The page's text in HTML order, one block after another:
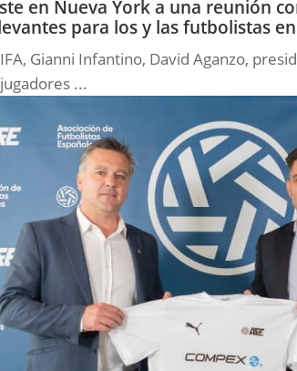
en Nueva York a una reunión
para los y las futbolistas
Gianni Infantino, David Aganzo,
...